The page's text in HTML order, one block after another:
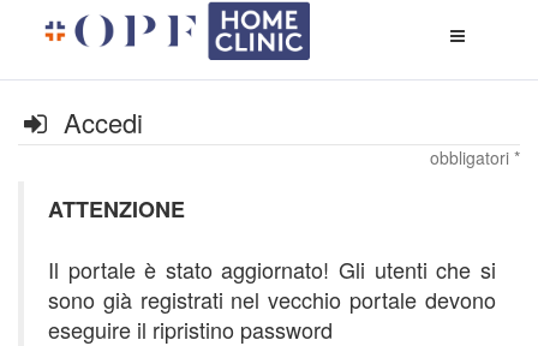
di
Accedi
obbligatori *
ATTENZIONE
Il portale è stato aggiornato! Gli utenti che si
sono già registrati nel vecchio portale devono
eseguire il ripristino password